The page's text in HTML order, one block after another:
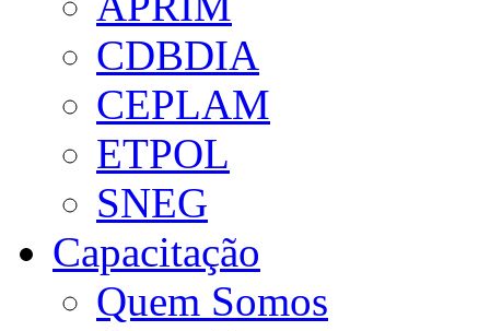
CDBDIA
CEPLAM
ETPOL
SNEG
Capacitação
Quem Somos